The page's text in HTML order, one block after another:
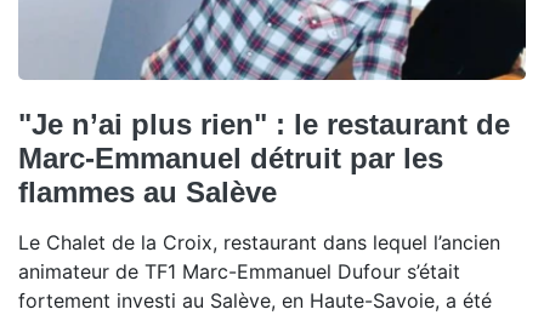
"Je n’ai plus rien" : le restaurant de
Marc-Emmanuel détruit par les
flammes au Salève
Le Chalet de la Croix, restaurant dans lequel l’ancien
animateur de TF1 Marc-Emmanuel Dufour s’était
fortement investi au Salève, en Haute-Savoie, a été